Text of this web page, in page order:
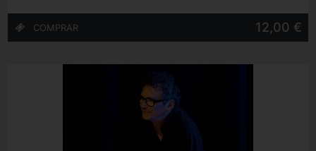
12,00 €